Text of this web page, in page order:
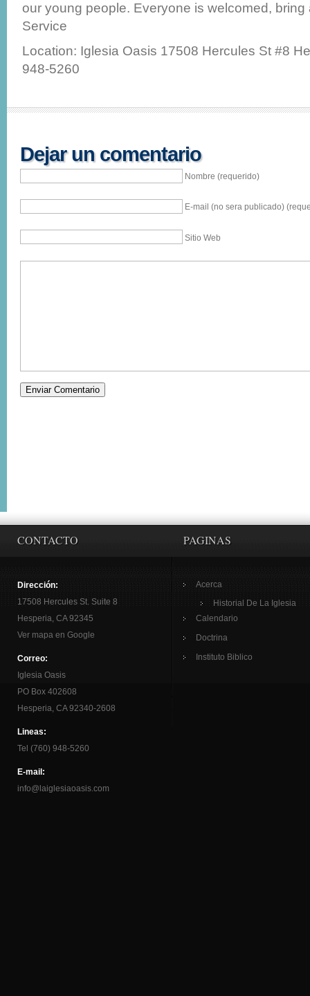
our young people. Everyone is welcomed, bring
Service
Location: Iglesia Oasis 17508 Hercules St #8
948-5260
Dejar un comentario
Nombre (requerido)
E-mail (no sera publicado)
Sitio Web
CONTACTO
Dirección:
17508 Hercules St. Suite 8
Hesperia, CA 92345
Ver mapa en Google
Correo:
Iglesia Oasis
PO Box 402608
Hesperia, CA 92340-2608
Lineas:
Tel (760) 948-5260
E-mail:
info@laiglesiaoasis.com
PAGINAS
Acerca
Historial De La Iglesia
Calendario
Doctrina
Instituto Biblico